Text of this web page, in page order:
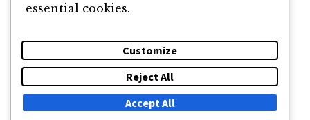
DESPRE NEWSLETTER CĂUTARE CONTACT
essential cookies.
Customize
Reject All
Accept All